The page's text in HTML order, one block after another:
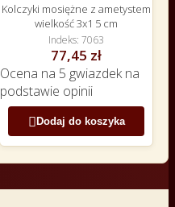
Kolczyki mosiężne z ametystem
wielkość 3x1 5 cm
Indeks 7063
77,45 zł
Ocena na 5 gwiazdek na
podstawie opinii
Dodaj do koszyka